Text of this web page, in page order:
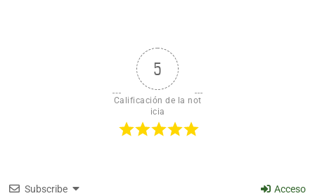
5
Calificación de la not
icia
Subscribe Acceso